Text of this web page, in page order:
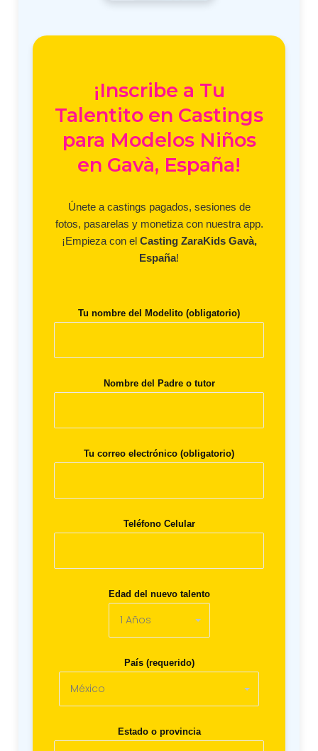
¡Inscribe a Tu
Talentito en Castings
para Modelos Niños
en Gavà, España!
Únete a castings pagados, sesiones de
fotos, pasarelas y monetiza con nuestra app.
¡Empieza con el Casting ZaraKids Gavà,
España!
Tu nombre del Modelito (obligatorio)
Nombre del Padre o tutor
Tu correo electrónico (obligatorio)
Teléfono Celular
Edad del nuevo talento
País (requerido)
Estado o provincia